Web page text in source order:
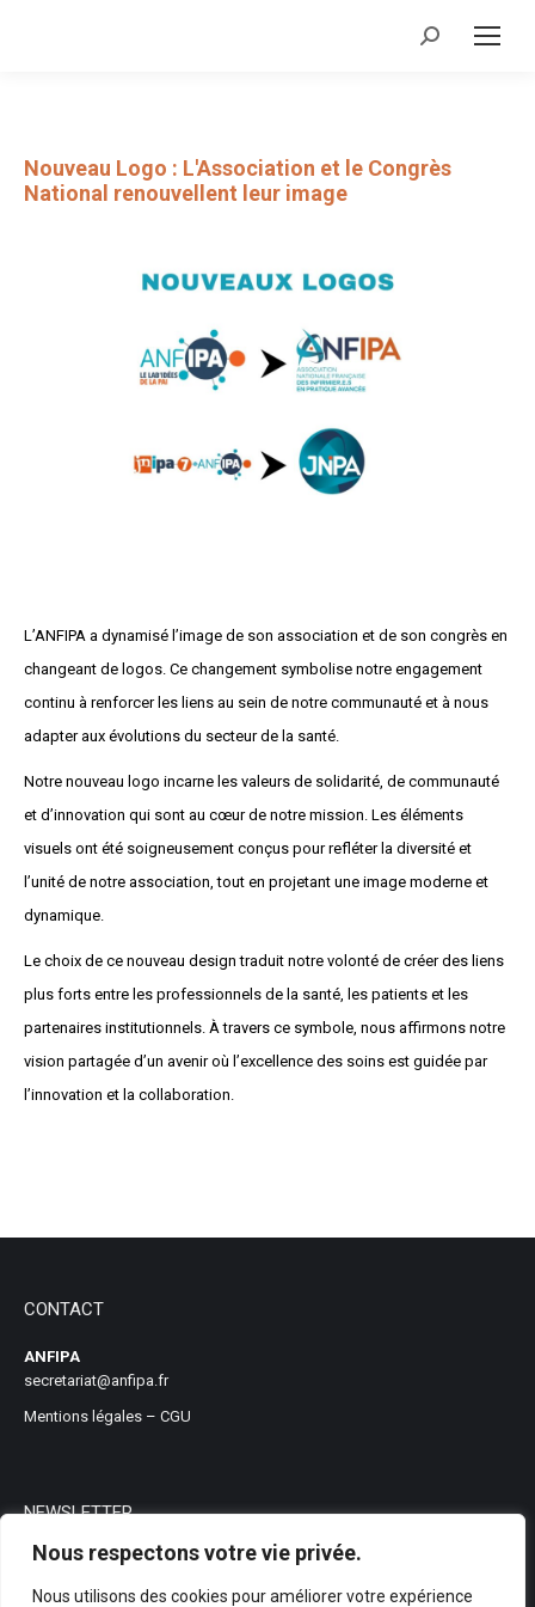
Nous respectons votre vie privée.
Nous utilisons des cookies pour améliorer votre expérience
Recherche
Nouveau Logo : L'Association et le Congrès
National renouvellent leur image
L’ANFIPA a dynamisé l’image de son association et de son congrès en
changeant de logos. Ce changement symbolise notre engagement
continu à renforcer les liens au sein de notre communauté et à nous
adapter aux évolutions du secteur de la santé.
Notre nouveau logo incarne les valeurs de solidarité, de communauté
et d’innovation qui sont au cœur de notre mission. Les éléments
visuels ont été soigneusement conçus pour refléter la diversité et
l’unité de notre association, tout en projetant une image moderne et
dynamique.
Le choix de ce nouveau design traduit notre volonté de créer des liens
plus forts entre les professionnels de la santé, les patients et les
partenaires institutionnels. À travers ce symbole, nous affirmons notre
vision partagée d’un avenir où l’excellence des soins est guidée par
l’innovation et la collaboration.
CONTACT
ANFIPA
secretariat@anfipa.fr
Mentions légales – CGU
NEWSLETTER